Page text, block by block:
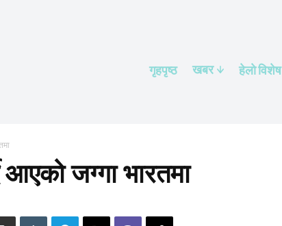
गृहपृष्ठ खबर हेलाे विशेष
आएको जग्गा भारतमा